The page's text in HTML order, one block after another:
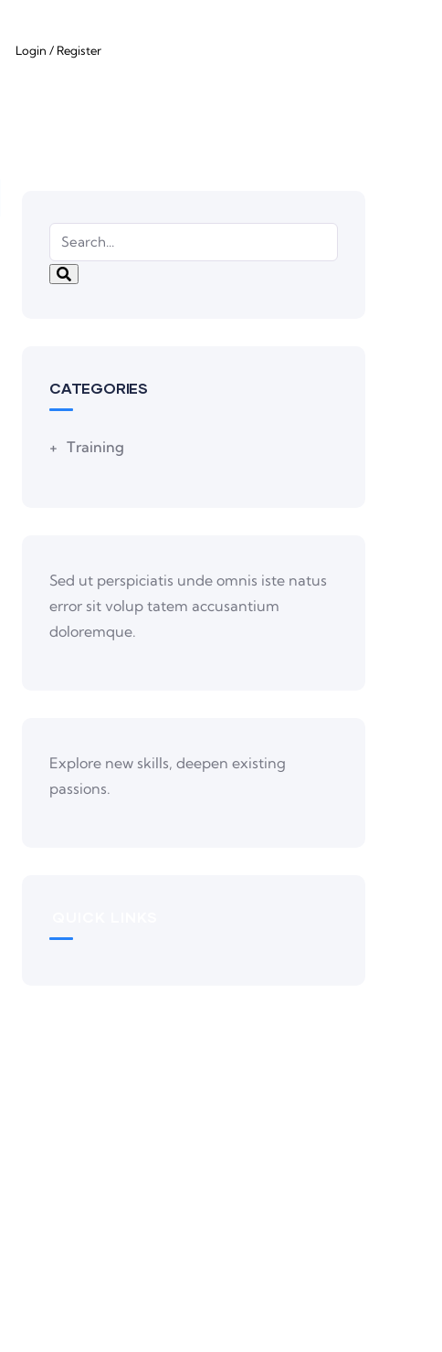
Login / Register
CATEGORIES
Training
Sed ut perspiciatis unde omnis iste natus
error sit volup tatem accusantium
doloremque.
Explore new skills, deepen existing
passions.